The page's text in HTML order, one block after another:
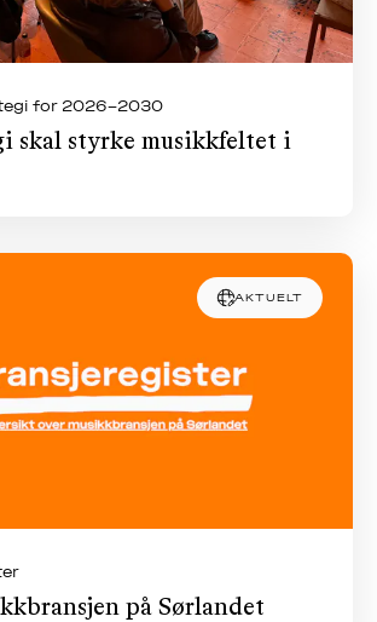
for 2026–2030
skal styrke musikkfeltet i
AKTUELT
på Sørlandet